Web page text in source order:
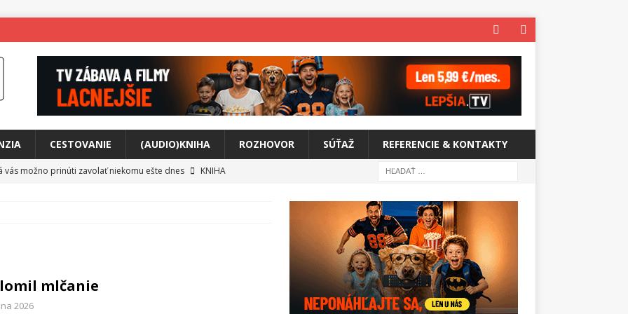
CESTOVANIE (AUDIO)KNIHA ROZHOVOR SÚŤAŽ REFERENCIE & KONTAKTY
vás možno prinúti zavolať niekomu ešte dnes
KNIHA
svet plný tajomstiev
FILM
mlčanie
2026